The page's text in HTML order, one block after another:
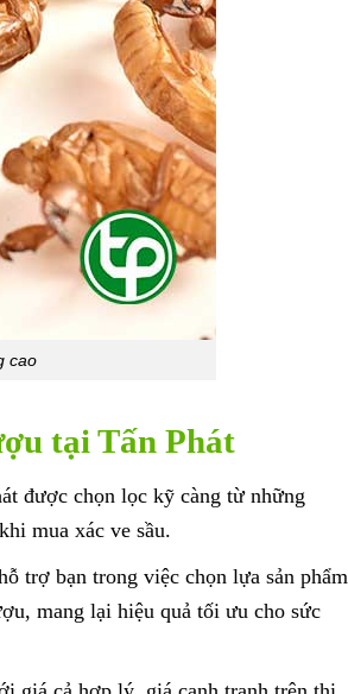
cao
tại Tấn Phát
được chọn lọc kỹ càng từ những
mua xác ve sầu.
trợ bạn trong việc chọn lựa sản phẩm
mang lại hiệu quả tối ưu cho sức